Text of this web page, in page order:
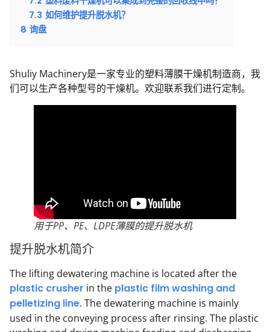
7.3 如何维护提升脱水机？
8 询盘
Shuliy Machinery是一家专业的塑料薄膜干燥机制造商，我
们可以生产各种型号的干燥机。欢迎联系我们进行定制。
用于PP、PE、LDPE薄膜的提升脱水机
提升脱水机简介
The lifting dewatering machine is located after the
plastic crusher in the plastic film washing and
pelletizing line. The dewatering machine is mainly
used in the conveying process after rinsing. The plastic